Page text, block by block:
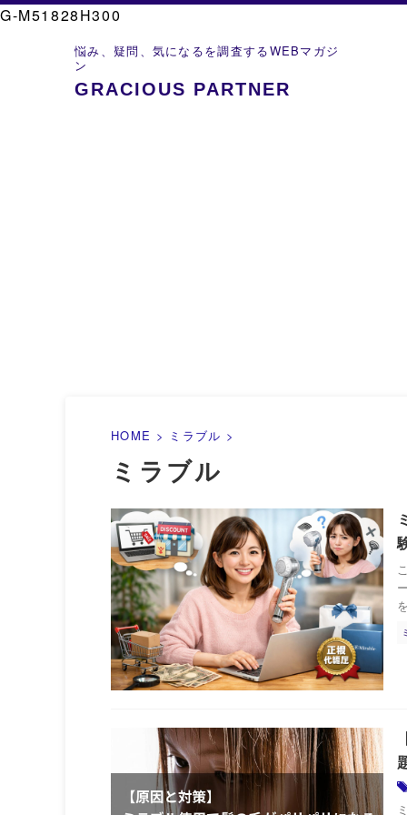
G-M51828H300
悩み、疑問、気になるを調査するWEBマガジ
ン
GRACIOUS PARTNER
HOME > ミラブル >
ミラブル